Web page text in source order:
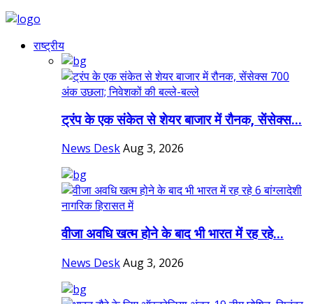
राष्ट्रीय
ट्रंप के एक संकेत से शेयर बाजार में रौनक, सेंसेक्स...
News DeskAug 3, 2026
वीजा अवधि खत्म होने के बाद भी भारत में रह रहे...
News DeskAug 3, 2026